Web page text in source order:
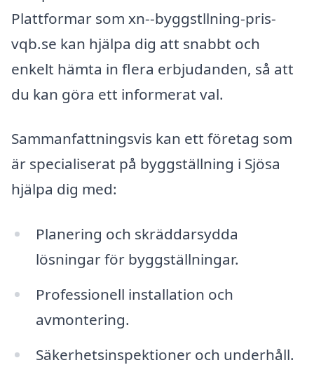
Plattformar som xn--byggstllning-pris-
vqb.se kan hjälpa dig att snabbt och
enkelt hämta in flera erbjudanden, så att
du kan göra ett informerat val.
Sammanfattningsvis kan ett företag som
är specialiserat på byggställning i Sjösa
hjälpa dig med:
Planering och skräddarsydda
lösningar för byggställningar.
Professionell installation och
avmontering.
Säkerhetsinspektioner och underhåll.